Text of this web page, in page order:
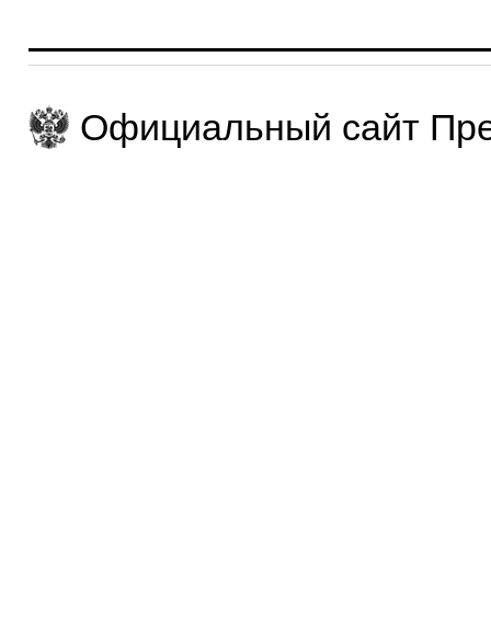
Официальный сайт